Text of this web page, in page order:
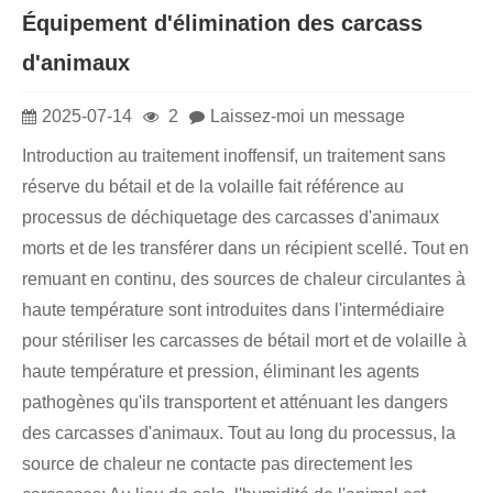
Équipement d'élimination des carcass
d'animaux
2025-07-14 2 Laissez-moi un message
Introduction au traitement inoffensif, un traitement sans
réserve du bétail et de la volaille fait référence au
processus de déchiquetage des carcasses d'animaux
morts et de les transférer dans un récipient scellé. Tout en
remuant en continu, des sources de chaleur circulantes à
haute température sont introduites dans l'intermédiaire
pour stériliser les carcasses de bétail mort et de volaille à
haute température et pression, éliminant les agents
pathogènes qu'ils transportent et atténuant les dangers
des carcasses d'animaux. Tout au long du processus, la
source de chaleur ne contacte pas directement les